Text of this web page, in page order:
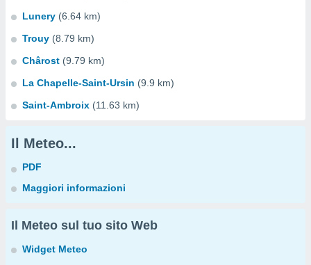
Lunery (6.64 km)
Trouy (8.79 km)
Chârost (9.79 km)
La Chapelle-Saint-Ursin (9.9 km)
Saint-Ambroix (11.63 km)
Il Meteo...
PDF
Maggiori informazioni
Il Meteo sul tuo sito Web
Widget Meteo